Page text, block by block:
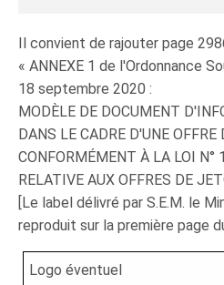
Il convient de rajouter page
« ANNEXE 1 de l'Ordonnance
18 septembre 2020 :
MODÈLE DE DOCUMENT
DANS LE CADRE D'UNE OFFRE
CONFORMÉMENT À LA LOI
RELATIVE AUX OFFRES DE
[Le label délivré par S.E.M. le
reproduit sur la première page
Logo éventuel